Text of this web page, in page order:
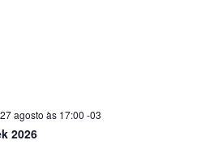
27 agosto às 17:00 -03
2026